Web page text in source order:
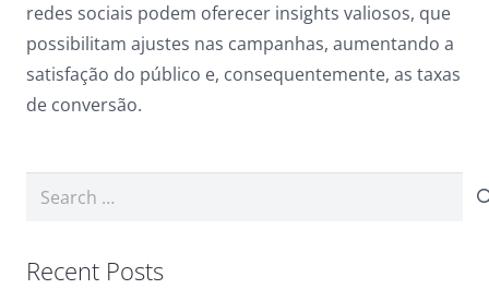
redes sociais podem oferecer insights valiosos, que
possibilitam ajustes nas campanhas, aumentando a
satisfação do público e, consequentemente, as taxas
de conversão.
Search
Recent Posts